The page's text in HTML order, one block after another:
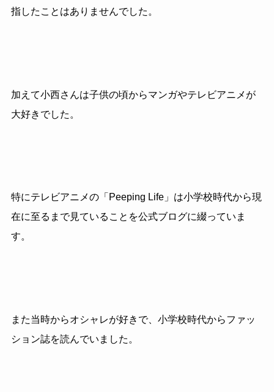
指したことはありませんでした。
加えて小西さんは子供の頃からマンガやテレビアニメが
大好きでした。
特にテレビアニメの「Peeping Life」は小学校時代から現
在に至るまで見ていることを公式ブログに綴っていま
す。
また当時からオシャレが好きで、小学校時代からファッ
ション誌を読んでいました。